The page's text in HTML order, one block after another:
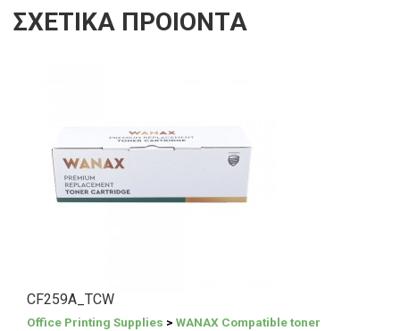
ΣΧΕΤΙΚΑ ΠΡΟΙΟΝΤΑ
CF259A_TCW
Office Printing Supplies > WANAX Compatible toner